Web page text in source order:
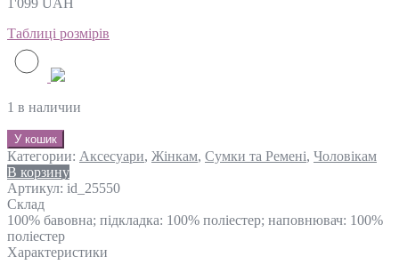
Таблиці розмірів
1 в наличии
У кошик
Категории: Аксесуари, Жінкам, Сумки та Ремені, Чоловікам
В корзину
Артикул: id_25550
Склад
100% бавовна; підкладка: 100% поліестер; наповнювач: 100%
поліестер
Характеристики